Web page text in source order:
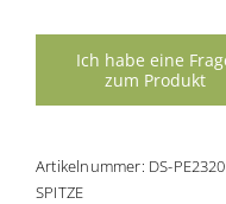
Artikelnummer: DS-
SPITZE